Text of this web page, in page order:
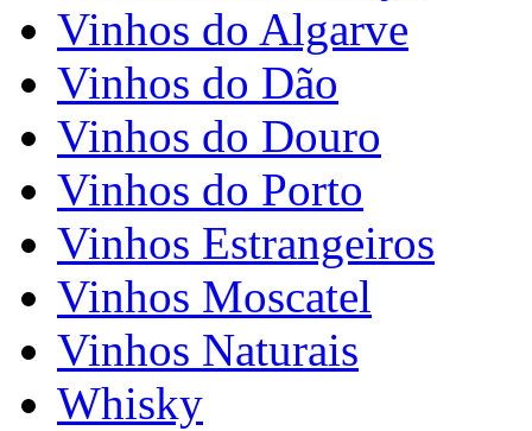
Vinhos do Algarve
Vinhos do Dão
Vinhos do Douro
Vinhos do Porto
Vinhos Estrangeiros
Vinhos Moscatel
Vinhos Naturais
Whisky